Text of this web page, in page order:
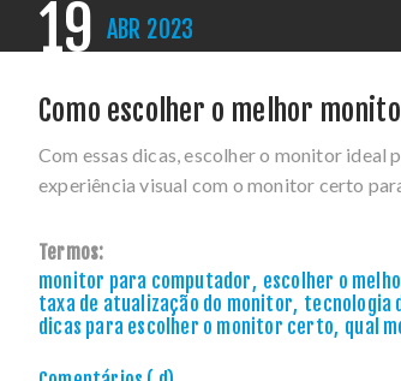
19 ABR 2023
Como escolher o melhor
Com essas dicas, escolher o monitor ideal
experiência visual com o monitor certo
Termos:
monitor para computador, escolher o
taxa de atualização do monitor, tecnologia
dicas para escolher o monitor certo, qual